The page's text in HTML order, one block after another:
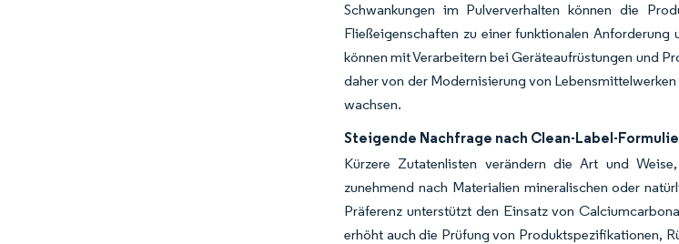
Schwankungen im Pulververhalten können die
Fließeigenschaften zu einer funktionalen
können mit Verarbeitern bei Geräteaufrüstungen und
daher von der Modernisierung von
wachsen.
Steigende Nachfrage nach Clean-Label-
Kürzere Zutatenlisten verändern die Art und
zunehmend nach Materialien mineralischen oder
Präferenz unterstützt den Einsatz von
erhöht auch die Prüfung von Produktspezifikationen,